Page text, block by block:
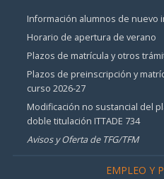
Información alumnos de nuevo
Horario de apertura de verano
Plazos de matrícula y otros
Plazos de preinscripción y
curso 2026-27
Modificación no sustancial del
doble titulación ITTADE 734
Avisos y Oferta de TFG/TFM
EMPLEO Y